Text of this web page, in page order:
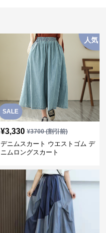
SALE
人気
¥3,330 ¥3700(割引前)
デニムスカート ウエストゴム デ
ニムロングスカート